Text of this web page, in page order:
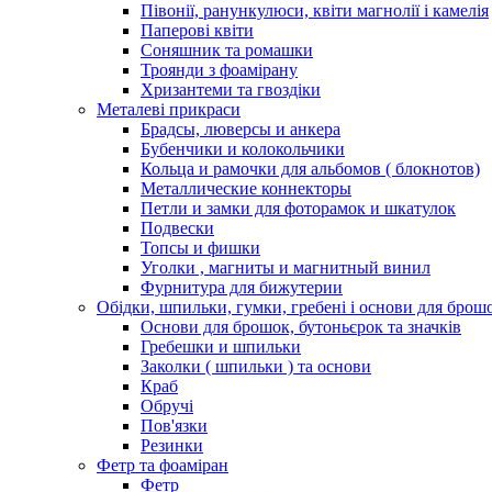
Півонії, ранункулюси, квіти магнолії і камелія
Паперові квіти
Соняшник та ромашки
Троянди з фоамірану
Хризантеми та гвоздіки
Металеві прикраси
Брадсы, люверсы и анкера
Бубенчики и колокольчики
Кольца и рамочки для альбомов ( блокнотов)
Металлические коннекторы
Петли и замки для фоторамок и шкатулок
Подвески
Топсы и фишки
Уголки , магниты и магнитный винил
Фурнитура для бижутерии
Обідки, шпильки, гумки, гребені і основи для
Основи для брошок, бутоньєрок та значків
Гребешки и шпильки
Заколки ( шпильки ) та основи
Краб
Обручі
Пов'язки
Резинки
Фетр та фоаміран
Фетр